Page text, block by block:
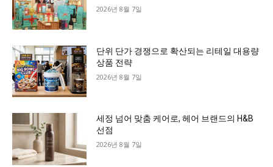
2026년 8월 7일
단위 단가 경쟁으로 확산되는 리테일 대용량
상품 전략
2026년 8월 7일
세정 넘어 맞춤 케어로, 헤어 브랜드의 H&B
선점
2026년 8월 7일